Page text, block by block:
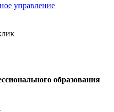
управление
образования